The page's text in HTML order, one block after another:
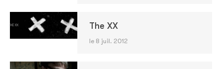
The XX
le 8 juil. 2012